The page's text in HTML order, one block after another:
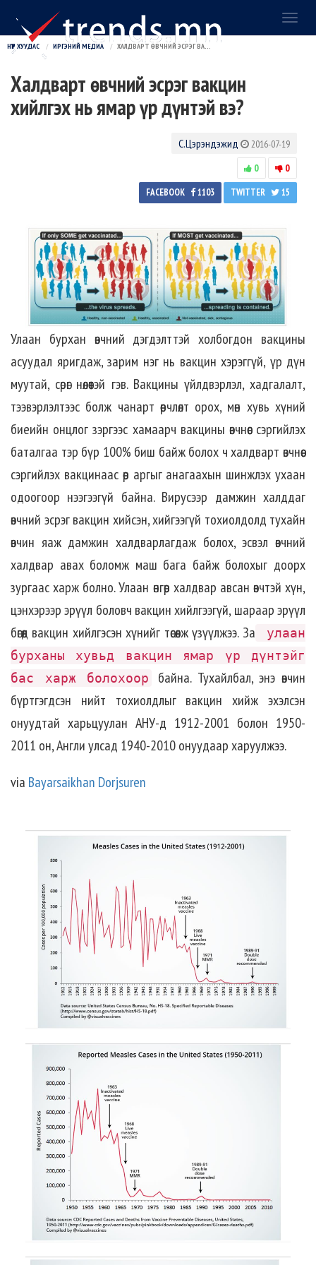
НҮҮР ХУУДАС ИРГЭНИЙ МЕДИА ХАЛДВАРТ ӨВЧНИЙ ЭСРЭГ ВАКЦИН ХИЙЛГЭХ НЬ ЯМАР ҮР ДҮНТЭЙ ВЭ?
Халдварт өвчний эсрэг вакцин
хийлгэх нь ямар үр дүнтэй вэ?
С.Цэрэндэжид
2016-07-19
0
0
FACEBOOK 1103 TWITTER 15
Улаан бурхан өвчний дэгдэлттэй холбогдон вакцины
асуудал яригдаж, зарим нэг нь вакцин хэрэггүй, үр дүн
муутай, сөрөг нөлөөтэй гэв. Вакцины үйлдвэрлэл, хадгалалт,
тээвэрлэлтээс болж чанарт өөрчлөлт орох, мөн хувь хүний
биеийн онцлог зэргээс хамаарч вакцины өвчнөөс сэргийлэх
баталгаа тэр бүр 100% биш байж болох ч халдварт өвчнөөс
сэргийлэх вакцинаас өөр аргыг анагаахын шинжлэх ухаан
одоогоор нээгээгүй байна. Вирусээр дамжин халддаг
өвчний эсрэг вакцин хийсэн, хийгээгүй тохиолдолд тухайн
өвчин яаж дамжин халдварлагдаж болох, эсвэл өвчний
халдвар авах боломж маш бага байж болохыг доорх
зургаас харж болно. Улаан өнгөөр халдвар авсан өвчтэй хүн,
цэнхэрээр эрүүл боловч вакцин хийлгээгүй, шараар эрүүл
бөгөөд вакцин хийлгэсэн хүнийг төсөөлж үзүүлжээ. За
улаан
бурханы хувьд вакцин ямар үр дүнтэйг
бас харж болохоор
байна. Тухайлбал, энэ өвчин
бүртгэгдсэн нийт тохиолдлыг вакцин хийж эхэлсэн
онуудтай харьцуулан АНУ-д 1912-2001 болон 1950-
2011 он, Англи улсад 1940-2010 онуудаар харуулжээ.
via Bayarsaikhan Dorjsuren